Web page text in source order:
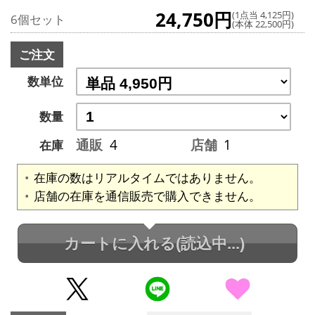
6個セット 24,750円(1点当 4,125円)
(本体 22,500円)
ご注文
数単位
数量
在庫
通販 4 店舗 1
在庫の数はリアルタイムではありません。
店舗の在庫を通信販売で購入できません。
カートに入れる(読込中...)